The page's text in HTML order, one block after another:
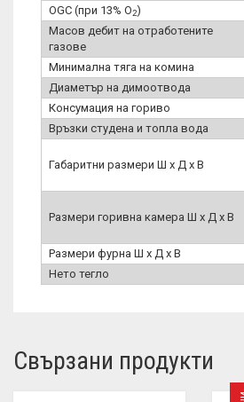
OGC (при 13% O2)
Масов дебит на отработените
газове
Минимална тяга на комина
Диаметър на димоотвода
Консумация на гориво
Връзки студена и топла вода
Габаритни размери Ш x Д x В
Размери горивна камера Ш x Д x В
Размери фурна Ш x Д x В
Нето тегло
Свързани продукти